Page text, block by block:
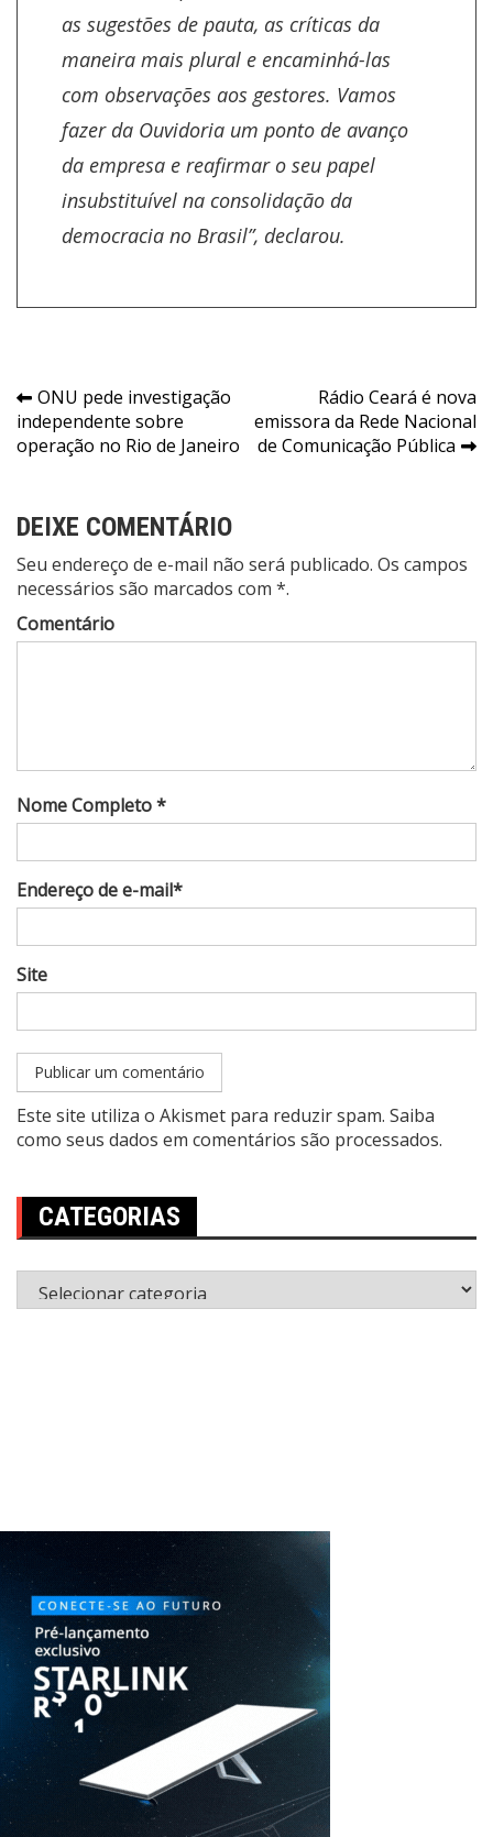
as sugestões de pauta, as críticas da
maneira mais plural e encaminhá-las
com observações aos gestores. Vamos
fazer da Ouvidoria um ponto de avanço
da empresa e reafirmar o seu papel
insubstituível na consolidação da
democracia no Brasil”, declarou.
Navegação
de
ONU pede investigação
independente sobre
operação no Rio de Janeiro
Rádio Ceará é nova
emissora da Rede Nacional
de Comunicação Pública
DEIXE COMENTÁRIO
Seu endereço de e-mail não será publicado. Os campos
necessários são marcados com *.
Comentário
Nome Completo *
Endereço de e-mail*
Site
Este site utiliza o Akismet para reduzir spam. Saiba
como seus dados em comentários são processados.
CATEGORIAS
Categorias